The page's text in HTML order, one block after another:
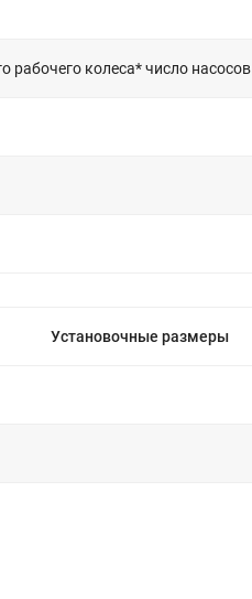
колеса* число насосов
Установочные размеры